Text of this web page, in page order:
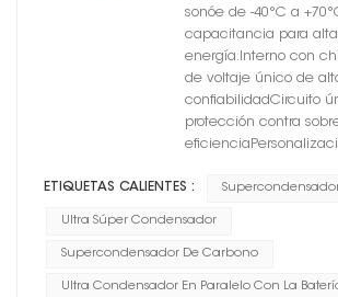
sonóe de -40°C a
capacitancia para
energía.Interno con
de voltaje único de
confiabilidadCircuito
protección contra
ETIQUETAS CALIENTES :
Ultra Súper Condensador
Supercondensador De Carbono
Ultra Condensador En Paralelo Con La